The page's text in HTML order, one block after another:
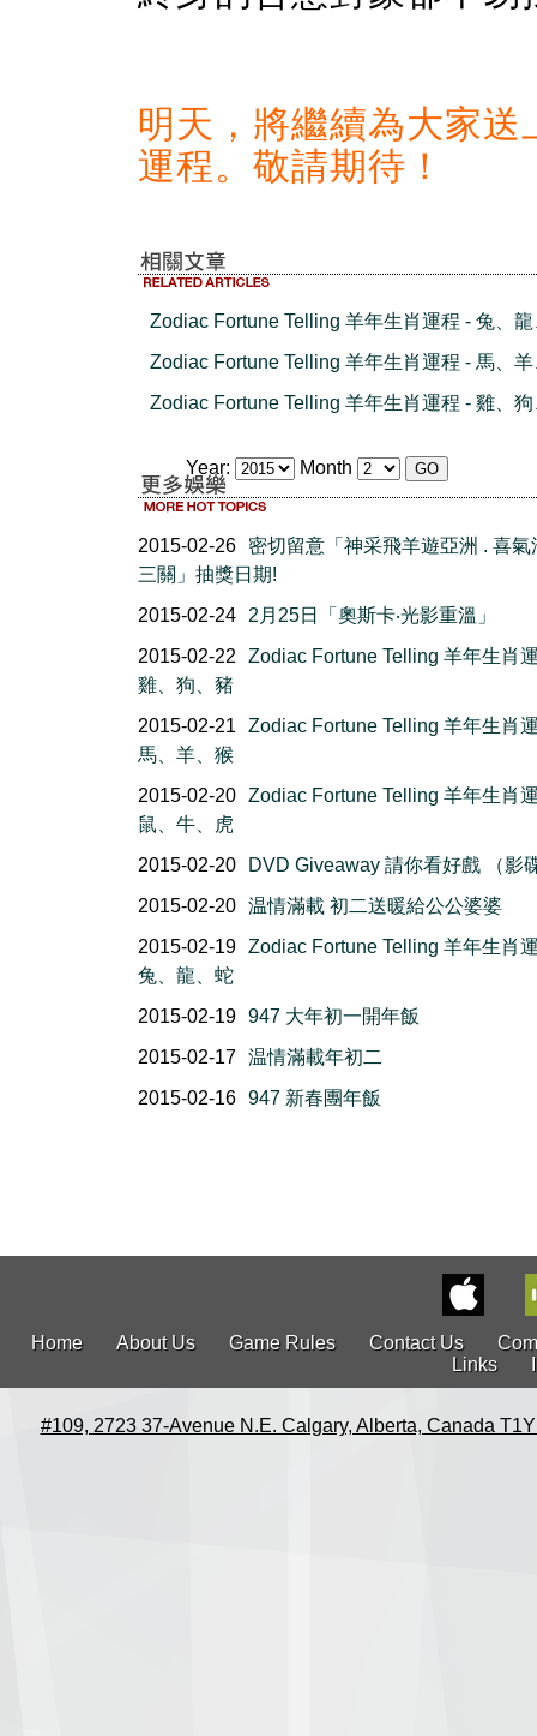
明天，將繼續為大家
運程。敬請期待！
Zodiac Fortune Telling 羊年生肖運程 - 兔、
Zodiac Fortune Telling 羊年生肖運程 - 馬、
Zodiac Fortune Telling 羊年生肖運程 - 雞、
Year: Month
2015-02-26
密切留意「神采飛羊遊亞洲 . 喜氣
三關」抽獎日期!
2015-02-24
2月25日「奧斯卡‧光影重溫」
2015-02-22
Zodiac Fortune Telling 羊年生肖
雞、狗、豬
2015-02-21
Zodiac Fortune Telling 羊年生肖
馬、羊、猴
2015-02-20 Zodiac Fortune Telling 羊年生肖
鼠、牛、虎
2015-02-20
DVD Giveaway 請你看好戲 （影
2015-02-20 温情滿載 初二送暖給公公婆婆
2015-02-19 Zodiac Fortune Telling 羊年生肖
兔、龍、蛇
2015-02-19 947 大年初一開年飯
2015-02-17 温情滿載年初二
2015-02-16 947 新春團年飯
Home About Us Game Rules Contact Us
Links
#109, 2723 37-Avenue N.E. Calgary, Alberta, Canada